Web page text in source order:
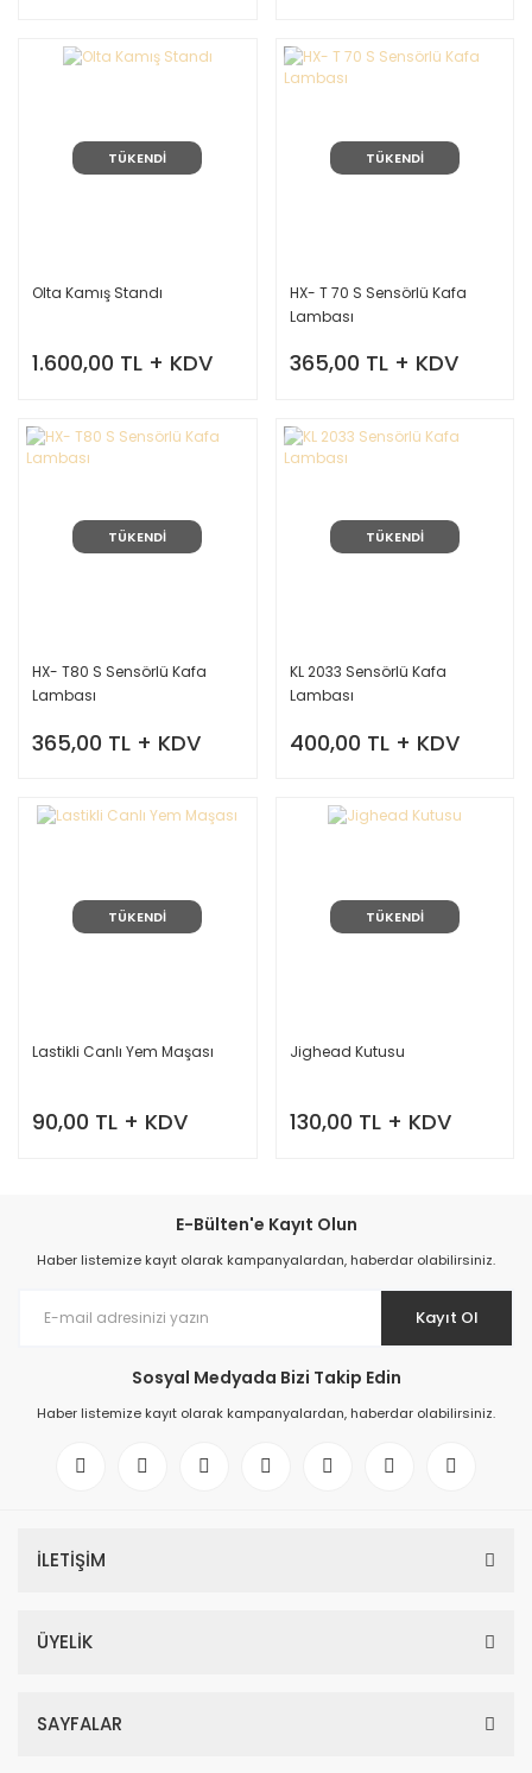
TÜKENDİ
Olta Kamış Standı
1.600,00 TL + KDV
TÜKENDİ
HX- T 70 S Sensörlü Kafa
Lambası
365,00 TL + KDV
TÜKENDİ
HX- T80 S Sensörlü Kafa
Lambası
365,00 TL + KDV
TÜKENDİ
KL 2033 Sensörlü Kafa
Lambası
400,00 TL + KDV
TÜKENDİ
Lastikli Canlı Yem Maşası
90,00 TL + KDV
TÜKENDİ
Jighead Kutusu
130,00 TL + KDV
E-Bülten'e Kayıt Olun
Haber listemize kayıt olarak kampanyalardan, haberdar olabilirsiniz.
Kayıt Ol
Sosyal Medyada Bizi Takip Edin
Haber listemize kayıt olarak kampanyalardan, haberdar olabilirsiniz.
İLETİŞİM
ÜYELİK
SAYFALAR